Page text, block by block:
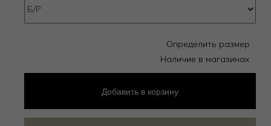
Определить размер
Наличие в магазинах
Добавить в корзину